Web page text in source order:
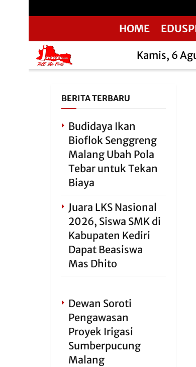
HOME
Kamis, 6
BERITA TERBARU
Budidaya Ikan
Bioflok Senggreng
Malang Ubah Pola
Tebar untuk Tekan
Biaya
Juara LKS Nasional
2026, Siswa SMK di
Kabupaten Kediri
Dapat Beasiswa
Mas Dhito
Dewan Soroti
Pengawasan
Proyek Irigasi
Sumberpucung
Malang